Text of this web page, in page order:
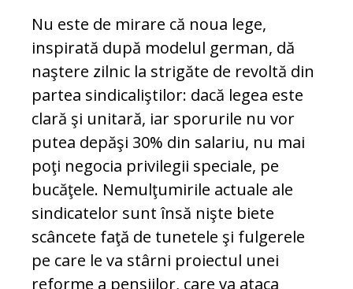
Nu este de mirare că noua lege,
inspirată după modelul german, dă
naştere zilnic la strigăte de revoltă din
partea sindicaliştilor: dacă legea este
clară şi unitară, iar sporurile nu vor
putea depăşi 30% din salariu, nu mai
poţi negocia privilegii speciale, pe
bucăţele. Nemulţumirile actuale ale
sindicatelor sunt însă nişte biete
scâncete faţă de tunetele şi fulgerele
pe care le va stârni proiectul unei
reforme a pensiilor, care va ataca